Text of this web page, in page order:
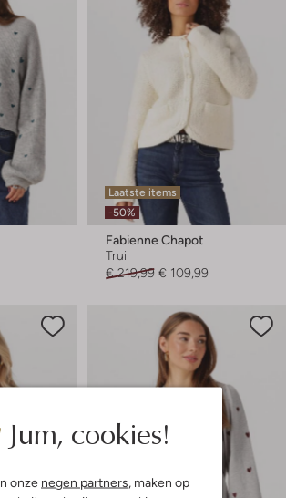
Jum, cookies!
onze negen partners, maken op
Laatste items
-50%
Fabienne Chapot
Trui
€ 219,99 € 109,99